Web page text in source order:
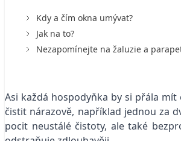
Kdy a čím okna umývat?
Jak na to?
Nezapomínejte na žaluzie a
Asi každá hospodyňka by si přála
čistit nárazově, například jednou za
pocit neustálé čistoty, ale také